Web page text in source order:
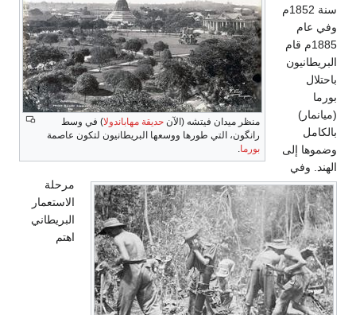
منظر ميدان فيتشه (الآن حديقة مهاباندولا) في وسط
رانگون، التي طورها ووسعها البريطانيون لتكون عاصمة
بورما.
سنة 1852م
وفي عام
1885م قام
البريطانيون
باحتلال
بورما
(ميانمار)
بالكامل
وضموها إلى
الهند. وفي
مرحلة
الاستعمار
البريطاني
اهتم